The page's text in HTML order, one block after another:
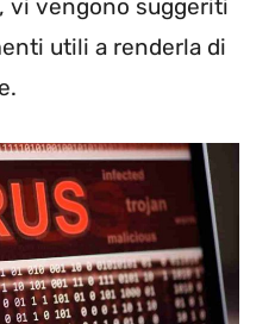
vi vengono suggeriti
utili a renderla di